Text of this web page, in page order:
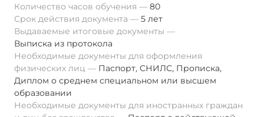
Количество часов обучения
80
Срок действия документа
5 лет
Выдаваемые итоговые документы
Выписка из протокола
Необходимые документы для оформления
физических лиц
Паспорт, СНИЛС, Прописка,
Диплом о среднем специальном или высшем
образовании
Необходимые документы для иностранных граждан